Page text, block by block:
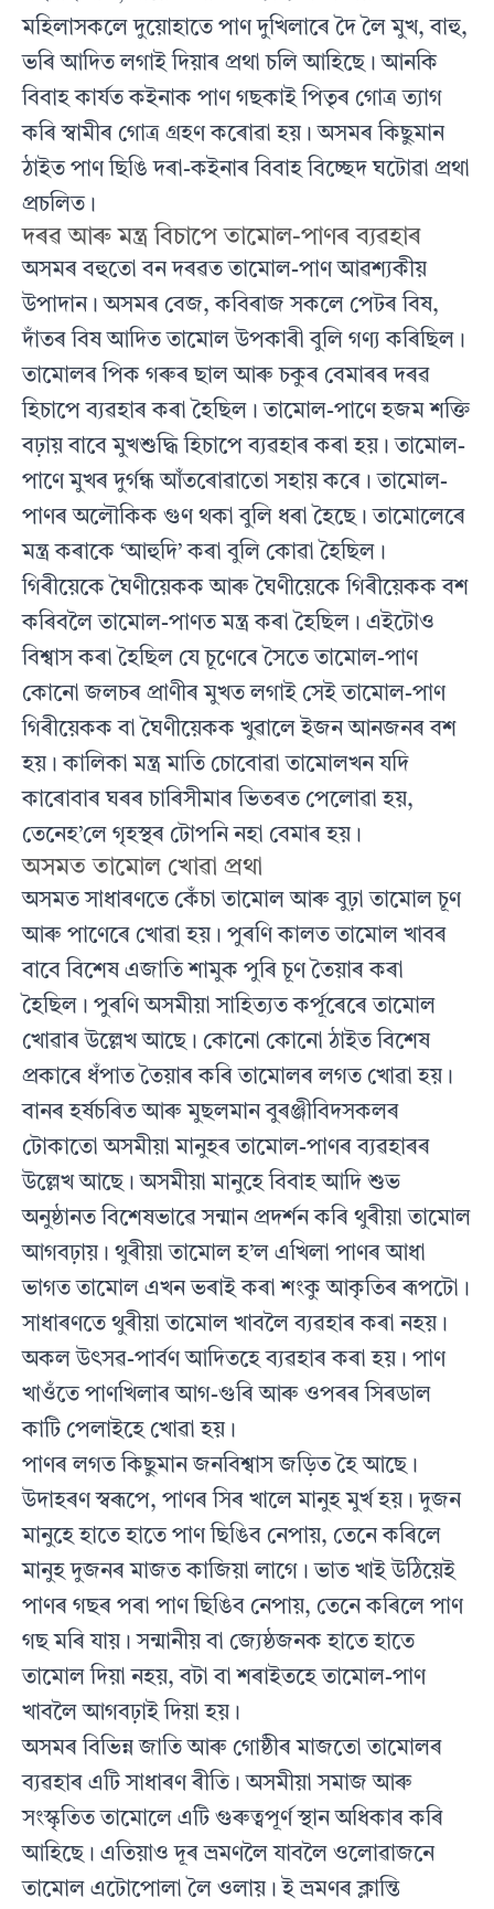
মহিলাসকলে দুয়োহাতে পাণ দুখিলাৰে দৈ লৈ মুখ, বাহু,
ভৰি আদিত লগাই দিয়াৰ প্রথা চলি আহিছে। আনকি
বিবাহ কার্যত কইনাক পাণ গছকাই পিতৃৰ গোত্র ত্যাগ
কৰি স্বামীৰ গোত্র গ্রহণ কৰোৱা হয়। অসমৰ কিছুমান
ঠাইত পাণ ছিঙি দৰা-কইনাৰ বিবাহ বিচ্ছেদ ঘটোৱা প্রথা
প্রচলিত।
দৰৱ আৰু মন্ত্র বিচাপে তামোল-পাণৰ ব্যৱহাৰ
অসমৰ বহুতো বন দৰৱত তামোল-পাণ আৱশ্যকীয়
উপাদান। অসমৰ বেজ, কবিৰাজ সকলে পেটৰ বিষ,
দাঁতৰ বিষ আদিত তামোল উপকাৰী বুলি গণ্য কৰিছিল।
তামোলৰ পিক গৰুৰ ছাল আৰু চকুৰ বেমাৰৰ দৰৱ
হিচাপে ব্যৱহাৰ কৰা হৈছিল। তামোল-পাণে হজম শক্তি
বঢ়ায় বাবে মুখশুদ্ধি হিচাপে ব্যৱহাৰ কৰা হয়। তামোল-
পাণে মুখৰ দুর্গন্ধ আঁতৰোৱাতো সহায় কৰে। তামোল-
পাণৰ অলৌকিক গুণ থকা বুলি ধৰা হৈছে। তামোলেৰে
মন্ত্ৰ কৰাকে ‘আহুদি’ কৰা বুলি কোৱা হৈছিল।
গিৰীয়েকে ঘৈণীয়েকক আৰু ঘৈণীয়েকে গিৰীয়েকক বশ
কৰিবলৈ তামোল-পাণত মন্ত্ৰ কৰা হৈছিল। এইটোও
বিশ্বাস কৰা হৈছিল যে চূণেৰে সৈতে তামোল-পাণ
কোনো জলচৰ প্ৰাণীৰ মুখত লগাই সেই তামোল-পাণ
গিৰীয়েকক বা ঘৈণীয়েকক খুৱালে ইজন আনজনৰ বশ
হয়। কালিকা মন্ত্র মাতি চোবোৱা তামোলখন যদি
কাৰোবাৰ ঘৰৰ চাৰিসীমাৰ ভিতৰত পেলোৱা হয়,
তেনেহ’লে গৃহস্থৰ টোপনি নহা বেমাৰ হয়।
অসমত তামোল খোৱা প্রথা
অসমত সাধাৰণতে কেঁচা তামোল আৰু বুঢ়া তামোল চূণ
আৰু পাণেৰে খোৱা হয়। পুৰণি কালত তামোল খাবৰ
বাবে বিশেষ এজাতি শামুক পুৰি চূণ তৈয়াৰ কৰা
হৈছিল। পুৰণি অসমীয়া সাহিত্যত কৰ্পূৰেৰে তামোল
খোৱাৰ উল্লেখ আছে। কোনো কোনো ঠাইত বিশেষ
প্রকাৰে ধঁপাত তৈয়াৰ কৰি তামোলৰ লগত খোৱা হয়।
বানৰ হর্ষচৰিত আৰু মুছলমান বুৰঞ্জীবিদসকলৰ
টোকাতো অসমীয়া মানুহৰ তামোল-পাণৰ ব্যৱহাৰৰ
উল্লেখ আছে। অসমীয়া মানুহে বিবাহ আদি শুভ
অনুষ্ঠানত বিশেষভাৱে সন্মান প্রদর্শন কৰি থুৰীয়া তামোল
আগবঢ়ায়। থুৰীয়া তামোল হ’ল এখিলা পাণৰ আধা
ভাগত তামোল এখন ভৰাই কৰা শংকু আকৃতিৰ ৰূপটো।
সাধাৰণতে থুৰীয়া তামোল খাবলৈ ব্যৱহাৰ কৰা নহয়।
অকল উৎসৱ-পার্বণ আদিতহে ব্যৱহাৰ কৰা হয়। পাণ
খাওঁতে পাণখিলাৰ আগ-গুৰি আৰু ওপৰৰ সিৰডাল
কাটি পেলাইহে খোৱা হয়।
পাণৰ লগত কিছুমান জনবিশ্বাস জড়িত হৈ আছে।
উদাহৰণ স্বৰূপে, পাণৰ সিৰ খালে মানুহ মুৰ্খ হয়। দুজন
মানুহে হাতে হাতে পাণ ছিঙিব নেপায়, তেনে কৰিলে
মানুহ দুজনৰ মাজত কাজিয়া লাগে। ভাত খাই উঠিয়েই
পাণৰ গছৰ পৰা পাণ ছিঙিব নেপায়, তেনে কৰিলে পাণ
গছ মৰি যায়। সন্মানীয় বা জ্যেষ্ঠজনক হাতে হাতে
তামোল দিয়া নহয়, বটা বা শৰাইতহে তামোল-পাণ
খাবলৈ আগবঢ়াই দিয়া হয়।
অসমৰ বিভিন্ন জাতি আৰু গোষ্ঠীৰ মাজতো তামোলৰ
ব্যৱহাৰ এটি সাধাৰণ ৰীতি। অসমীয়া সমাজ আৰু
সংস্কৃতিত তামোলে এটি গুৰুত্বপূৰ্ণ স্থান অধিকাৰ কৰি
আহিছে। এতিয়াও দূৰ ভ্ৰমণলৈ যাবলৈ ওলোৱাজনে
তামোল এটোপোলা লৈ ওলায়। ই ভ্ৰমণৰ ক্লান্তি